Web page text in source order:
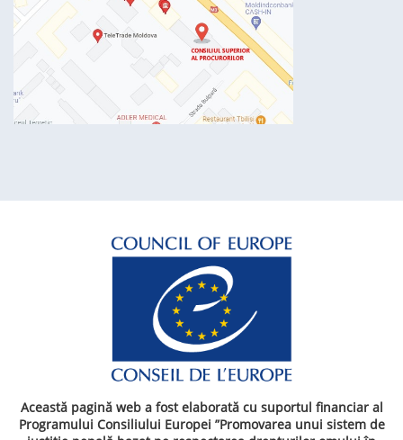
Această pagină web a fost elaborată cu suportul financiar al
Programului Consiliului Europei ”Promovarea unui sistem de